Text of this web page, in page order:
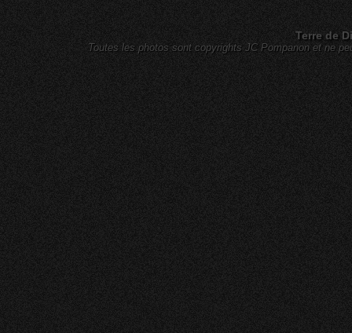
Terre de
Toutes les photos sont copyrights JC Pompanon et ne